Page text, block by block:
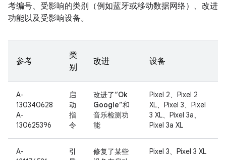
考编号、受影响的类别（例如蓝牙或移动数据网络）、改进
功能以及受影响设备。
参考
类
别
改进 设备
A-
130340628
A-
130625396
启
动
指
令
改进了“Ok
Google”和
音乐检测功
能
Pixel 2、Pixel 2
XL、Pixel 3、Pixel
3 XL、Pixel 3a、
Pixel 3a XL
A-
引
修复了某些
Pixel 3、Pixel 3 XL